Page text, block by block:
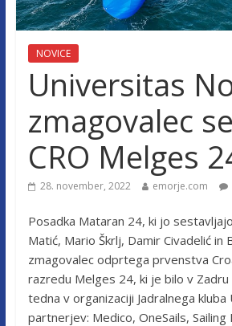
NOVICE
Universitas
zmagovalec
CRO Melges
28. november, 2022 emorje.com
Posadka Mataran 24, ki jo
Matić, Mario Škrlj, Damir Civadelić in
zmagovalec odprtega prvenstva
razredu Melges 24, ki je bilo v Zadru
tedna v organizaciji Jadralnega kluba
partnerjev: Medico, OneSails, Sailing